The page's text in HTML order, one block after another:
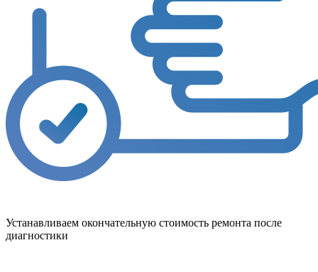
Устанавливаем окончательную стоимость ремонта после
диагностики